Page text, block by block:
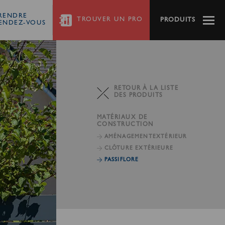
VOUS
TROUVER UN PRO PRODUITS
RETOUR À LA LISTE
DES PRODUITS
MATÉRIAUX DE
CONSTRUCTION
AMÉNAGEMENT EXTÉRIEUR
CLÔTURE EXTÉRIEURE
PASSIFLORE